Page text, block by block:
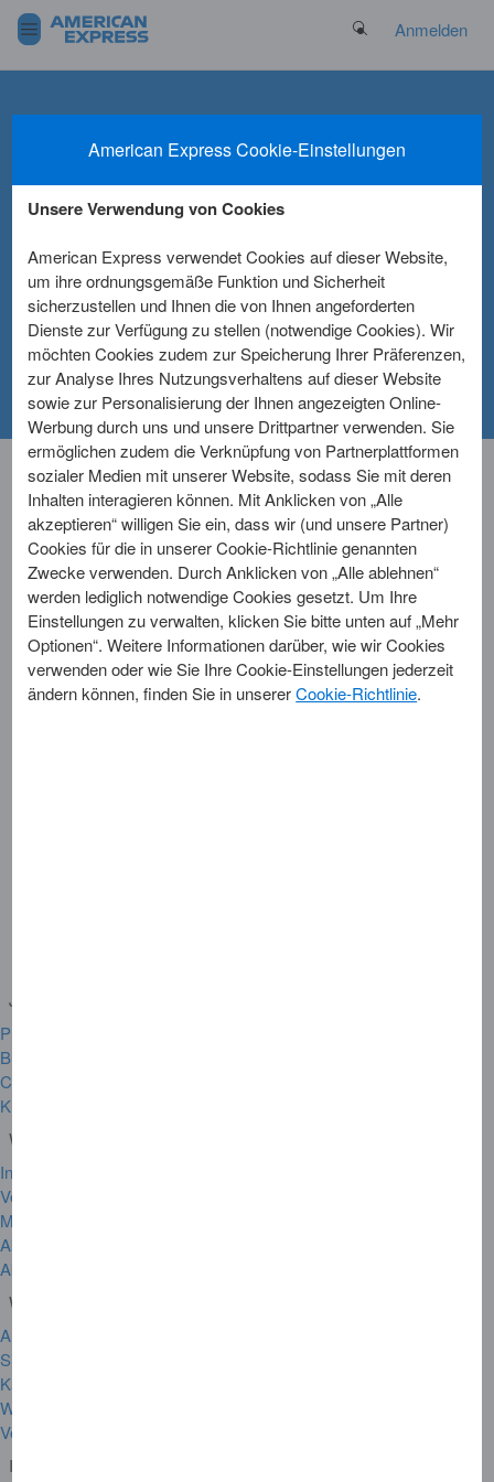
Search Button
Anmelden
Informationen zur
Online-
Kartenabrechnung
Nach Ihrer ersten Registrierung auf Ihrem Online-Konto unter
www.americanexpress.de/konto-online stellen wir Ihnen dort
die monatliche Kartenabrechnung online im PDF-Format zur
Verfügung, in der Sie getätigte Umsätze einsehen können. Sie
können sich Ihre papierlose Rechnung herunterladen,
speichern und ausdrucken.
Sie erhalten vorab eine E-Mail mit einem Link zu Ihrer
aktuellen Online-Abrechnung, sobald diese vorliegt. Bei
Änderungen Ihrer angegebenen E-Mail Adresse sind Sie
Jetzt Mitglied werden
Privatkarten
Business Cards
Corporate Cards
Kreditkarten akzeptieren
Weitere Services
Informationen zu Ihrer Karte
Versicherungen
Membership Rewards
Akzeptanzpartner
Akzeptanzstellen suchen
Wichtige Links
Amex DE App
Sicherheit
Karte verloren oder gestohlen
Weltweiter Hilfsdienst
Vertrag widerrufen
Informationen zum Unternehmen
American Express Cookie-Einstellungen
Unsere Verwendung von Cookies
American Express verwendet Cookies auf dieser Website,
um ihre ordnungsgemäße Funktion und Sicherheit
sicherzustellen und Ihnen die von Ihnen angeforderten
Dienste zur Verfügung zu stellen (notwendige Cookies). Wir
möchten Cookies zudem zur Speicherung Ihrer Präferenzen,
zur Analyse Ihres Nutzungsverhaltens auf dieser Website
sowie zur Personalisierung der Ihnen angezeigten Online-
Werbung durch uns und unsere Drittpartner verwenden. Sie
ermöglichen zudem die Verknüpfung von Partnerplattformen
sozialer Medien mit unserer Website, sodass Sie mit deren
Inhalten interagieren können. Mit Anklicken von „Alle
akzeptieren“ willigen Sie ein, dass wir (und unsere Partner)
Cookies für die in unserer Cookie-Richtlinie genannten
Zwecke verwenden. Durch Anklicken von „Alle ablehnen“
werden lediglich notwendige Cookies gesetzt. Um Ihre
Einstellungen zu verwalten, klicken Sie bitte unten auf „Mehr
Optionen“. Weitere Informationen darüber, wie wir Cookies
verwenden oder wie Sie Ihre Cookie-Einstellungen jederzeit
ändern können, finden Sie in unsererCookie-Richtlinie.